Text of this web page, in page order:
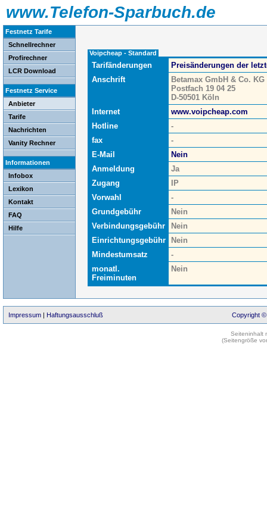
www.Telefon-Sparbuch.de
Festnetz Tarife
Schnellrechner
Profirechner
LCR Download
Festnetz Service
Anbieter
Tarife
Nachrichten
Vanity Rechner
Informationen
Infobox
Lexikon
Kontakt
FAQ
Hilfe
Voipcheap - Standard
Tarifänderungen
Preisänderungen der
Anschrift
Betamax GmbH & Co. KG
Postfach 19 04 25
D-50501 Köln
Internet
www.voipcheap.com
Hotline
-
fax
-
E-Mail
Nein
Anmeldung
Ja
Zugang
IP
Vorwahl
-
Grundgebühr
Nein
Verbindungsgebühr
Nein
Einrichtungsgebühr
Nein
Mindestumsatz
-
monatl.
Freiminuten
Nein
Impressum | Haftungsausschluß Copyright ©
Seiteninhalt
(Seitengröße